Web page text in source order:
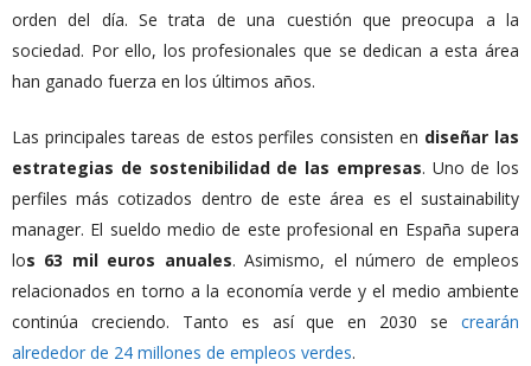
orden del día. Se trata de una cuestión que preocupa a la
sociedad. Por ello, los profesionales que se dedican a esta área
han ganado fuerza en los últimos años.
Las principales tareas de estos perfiles consisten en diseñar las
estrategias de sostenibilidad de las empresas. Uno de los
perfiles más cotizados dentro de este área es el sustainability
manager. El sueldo medio de este profesional en España supera
los 63 mil euros anuales. Asimismo, el número de empleos
relacionados en torno a la economía verde y el medio ambiente
continúa creciendo. Tanto es así que en 2030 se crearán
alrededor de 24 millones de empleos verdes.